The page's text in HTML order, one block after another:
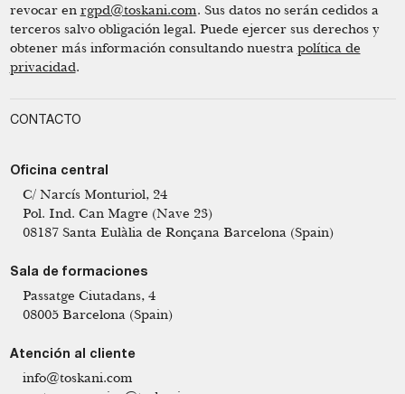
revocar en rgpd@toskani.com. Sus datos no serán cedidos a
terceros salvo obligación legal. Puede ejercer sus derechos y
obtener más información consultando nuestra política de
privacidad.
CONTACTO
Oficina central
C/ Narcís Monturiol, 24
Pol. Ind. Can Magre (Nave 23)
08187 Santa Eulàlia de Ronçana Barcelona (Spain)
Sala de formaciones
Passatge Ciutadans, 4
08005 Barcelona (Spain)
Atención al cliente
info@toskani.com